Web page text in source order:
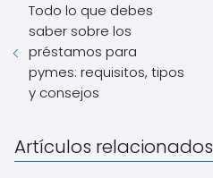
Todo lo que debes
saber sobre los
préstamos para
pymes: requisitos, tipos
y consejos
Artículos relacionados